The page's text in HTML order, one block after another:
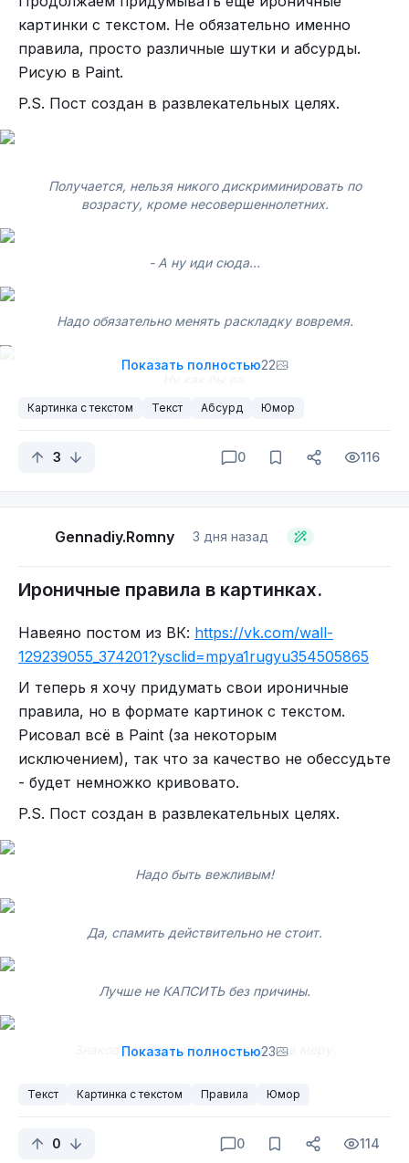
Хотя, может в некоторых случаях и можно.
Самое жёсткое здесь. Надеюсь, хоть правила никакие не
нарушил?
Всё таки можно разобрать. Но лучше не надо.
### Зачем так делать? ###
А как надо! Надо вот так?
.это так сложно запомнитЬ
- Позавчера я её испытаю.
Поверните монитор на 90 градусов.
Окей гугл, может ты подскажешь?
P.S. не реклама. Я не пропагандирую азартные игры.
картинки с текстом. Не обязательно именно
правила, просто различные шутки и абсурды.
Рисую в Paint.
P.S. Пост создан в развлекательных целях.
Получается, нельзя никого дискриминировать по
возрасту, кроме несовершеннолетних.
- А ну иди сюда...
Надо обязательно менять раскладку вовремя.
Показать полностью22
Картинка с текстом Текст Абсурд Юмор
3 0 116
Gennadiy.Romny 3 дня назад
Ироничные правила в картинках.
Навеяно постом из ВК: https://vk.com/wall-
129239055_374201?ysclid=mpya1rugyu354505865
И теперь я хочу придумать свои ироничные
правила, но в формате картинок с текстом.
Рисовал всё в Paint (за некоторым
исключением), так что за качество не обессудьте
- будет немножко кривовато.
P.S. Пост создан в развлекательных целях.
Надо быть вежливым!
Да, спамить действительно не стоит.
Лучше не КАПСИТЬ без причины.
Знаков препинания, должно быть в меру.
Показать полностью23
Текст Картинка с текстом Правила Юмор
0 0 114